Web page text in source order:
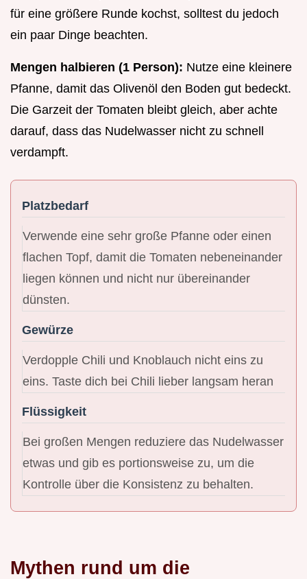
für eine größere Runde kochst, solltest du jedoch
ein paar Dinge beachten.
Mengen halbieren (1 Person): Nutze eine kleinere
Pfanne, damit das Olivenöl den Boden gut bedeckt.
Die Garzeit der Tomaten bleibt gleich, aber achte
darauf, dass das Nudelwasser nicht zu schnell
verdampft.
Platzbedarf
Verwende eine sehr große Pfanne oder einen
flachen Topf, damit die Tomaten nebeneinander
liegen können und nicht nur übereinander
dünsten.
Gewürze
Verdopple Chili und Knoblauch nicht eins zu
eins. Taste dich bei Chili lieber langsam heran
Flüssigkeit
Bei großen Mengen reduziere das Nudelwasser
etwas und gib es portionsweise zu, um die
Kontrolle über die Konsistenz zu behalten.
Mythen rund um die